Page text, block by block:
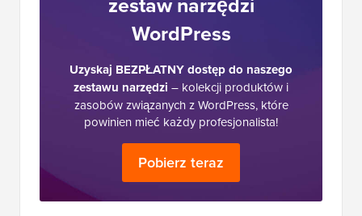
WordPress
Uzyskaj BEZPŁATNY dostęp do naszego
zestawu narzędzi – kolekcji produktów i
zasobów związanych z WordPress, które
powinien mieć każdy profesjonalista!
Pobierz teraz